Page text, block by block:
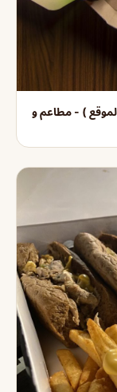
) - مطاعم و